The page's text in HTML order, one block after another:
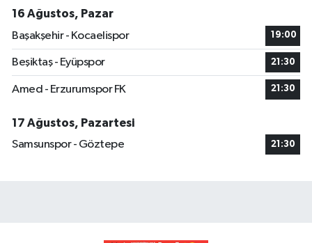
16 Ağustos, Pazar
Başakşehir - Kocaelispor
19:00
Beşiktaş - Eyüpspor 21:30
Amed - Erzurumspor FK 21:30
17 Ağustos, Pazartesi
Samsunspor - Göztepe
21:30